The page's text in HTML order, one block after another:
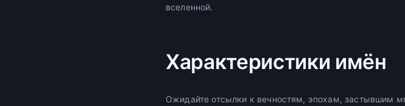
вселенной.
Характеристики имён
Ожидайте отсылки к вечностям, эпохам, застывшим